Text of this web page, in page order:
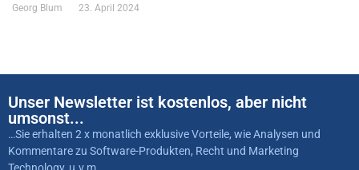
Georg Blum 23. April 2024
Unser Newsletter ist kostenlos, aber nicht
umsonst...
…Sie erhalten 2 x monatlich exklusive Vorteile, wie Analysen und
Kommentare zu Software-Produkten, Recht und Marketing
Technology, u.v.m…